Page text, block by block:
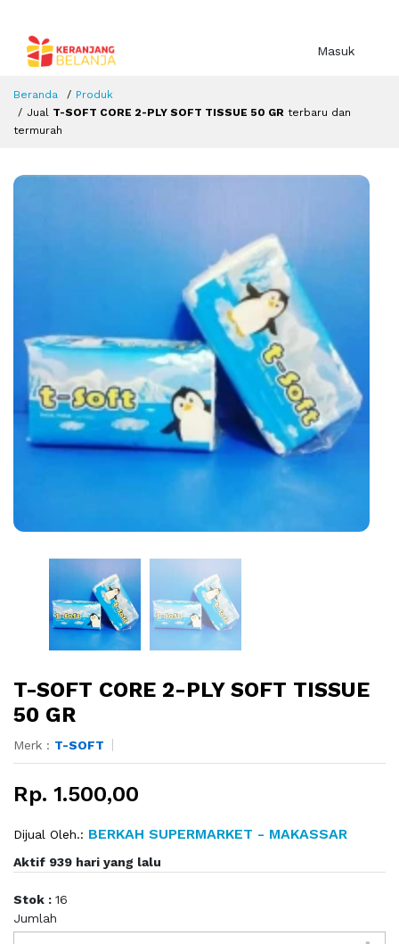
Masuk
Beranda
Produk
Jual T-SOFT CORE 2-PLY SOFT TISSUE 50 GR terbaru dan
termurah
T-SOFT CORE 2-PLY SOFT TISSUE
50 GR
Merk : T-SOFT
Rp. 1.500,00
Dijual Oleh.: BERKAH SUPERMARKET - MAKASSAR
Aktif 939 hari yang lalu
Stok : 16
Jumlah